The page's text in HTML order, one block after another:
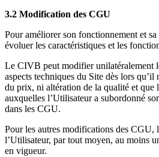
3.2 Modification des CGU
Pour améliorer son fonctionnement et
évoluer les caractéristiques et les
Le CIVB peut modifier unilatéralement
aspects techniques du Site dès lors qu’il
du prix, ni altération de la qualité et que
auxquelles l’Utilisateur a subordonné
dans les CGU.
Pour les autres modifications des
l’Utilisateur, par tout moyen, au moins
en vigueur.